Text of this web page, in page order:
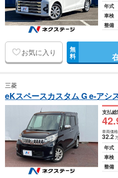
年式
車検
整備
お気に入り 無
料
三菱
eKスペースカスタム G e-アシ
支払
42
車両価格
32.2
年式
車検
整備